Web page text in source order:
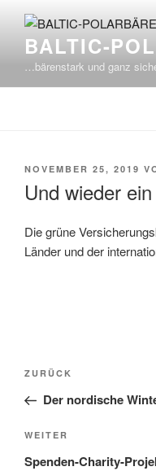
Inhalt
springenBALTIC-
…bärenstark und ganz
VERÖFFENTLICHT
NOVEMBER 25, 2019
Und wieder
Die grüne
Länder und der
Beitragsnavigation
Vorheriger
Beitrag
ZURÜCK
Der nordische
Nächster
Beitrag
WEITER
Spenden-Charity-